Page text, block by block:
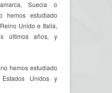
Suecia o
hemos estudiado
Unido e Italia,
últimos años, y
hemos estudiado
Unidos y